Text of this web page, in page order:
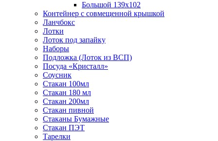
Большой 139х102
Контейнер с совмещенной крышкой
Ланчбокс
Лотки
Лоток под запайку
Наборы
Подложка (Лоток из ВСП)
Посуда «Кристалл»
Соусник
Стакан 100мл
Стакан 180 мл
Стакан 200мл
Стакан пивной
Стаканы Бумажные
Стакан ПЭТ
Тарелки